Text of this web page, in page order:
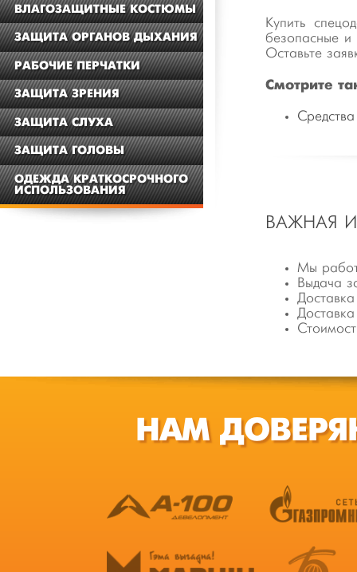
ВЛАГОЗАЩИТНЫЕ КОСТЮМЫ
ЗАЩИТА ОРГАНОВ ДЫХАНИЯ
РАБОЧИЕ ПЕРЧАТКИ
ЗАЩИТА ЗРЕНИЯ
ЗАЩИТА СЛУХА
ЗАЩИТА ГОЛОВЫ
ОДЕЖДА КРАТКОСРОЧНОГО
ИСПОЛЬЗОВАНИЯ
Купить
безопасные и
Оставьте
Смотрите
ВАЖНАЯ
Мы
Выдача
НАМ